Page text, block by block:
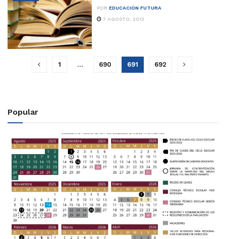
POR EDUCACIÓN FUTURA
7 AGOSTO, 2013
1 … 690 691 692
Popular